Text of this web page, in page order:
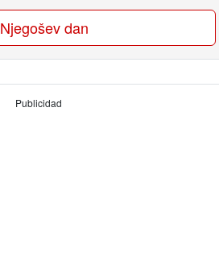
Njegošev dan
Publicidad